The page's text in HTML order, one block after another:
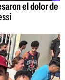
el dolor de